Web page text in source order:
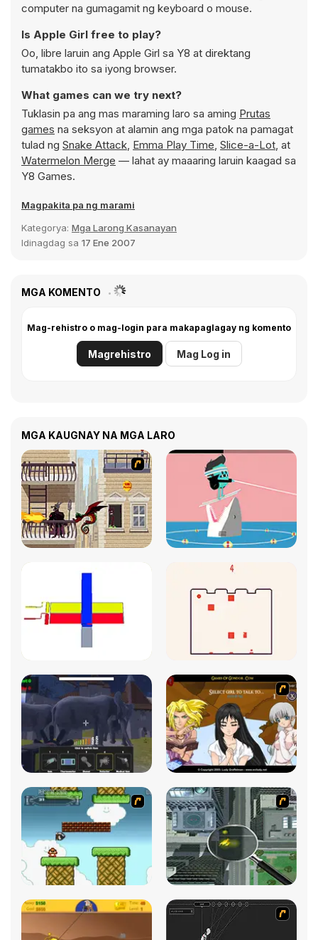
computer na gumagamit ng keyboard o mouse.
Is Apple Girl free to play?
Oo, libre laruin ang Apple Girl sa Y8 at direktang
tumatakbo ito sa iyong browser.
What games can we try next?
Tuklasin pa ang mas maraming laro sa aming Prutas
games na seksyon at alamin ang mga patok na pamagat
tulad ng Snake Attack, Emma Play Time, Slice-a-Lot, at
Watermelon Merge — lahat ay maaaring laruin kaagad sa
Y8 Games.
Magpakita pa ng marami
Kategorya: Mga Larong Kasanayan
Idinagdag sa 17 Ene 2007
MGA KOMENTO
Mag-rehistro o mag-login para makapaglagay ng komento
Magrehistro Mag Log in
MGA KAUGNAY NA MGA LARO